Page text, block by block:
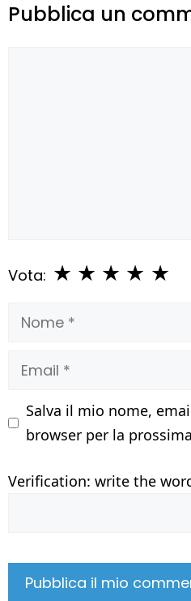
Pubblica un
Vota: ★
★
★
★
★
Nome
Email
Salva il mio nome,
browser per la
Verification: write the